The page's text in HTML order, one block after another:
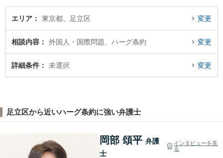
エリア 東京都、足立区 変更
相談内容 外国人・国際問題、ハーグ条約 変更
詳細条件 未選択 変更
足立区から近いハーグ条約に強い弁護士
岡部 頌平 弁護
士
インタビューを見
る